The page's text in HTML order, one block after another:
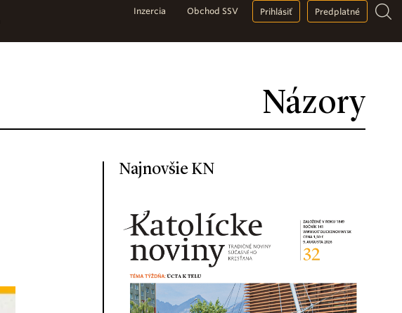
Názory
Inzercia Obchod SSV Prihlásiť Predplatné
Najnovšie KN